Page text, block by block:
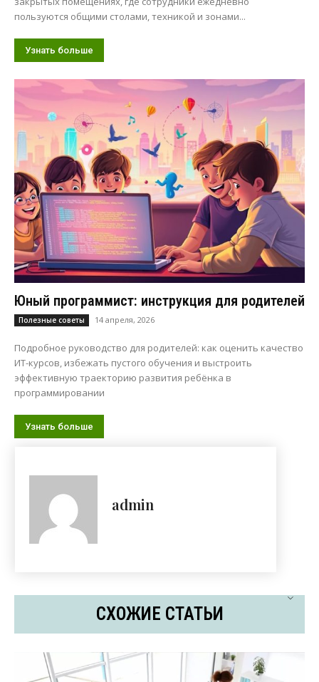
пользуются общими столами, техникой и зонами...
Узнать больше
Юный программист: инструкция для родителей
Полезные советы 14 апреля, 2026
Подробное руководство для родителей: как оценить качество
ИТ-курсов, избежать пустого обучения и выстроить
эффективную траекторию развития ребёнка в
программировании
Узнать больше
admin
СХОЖИЕ СТАТЬИ